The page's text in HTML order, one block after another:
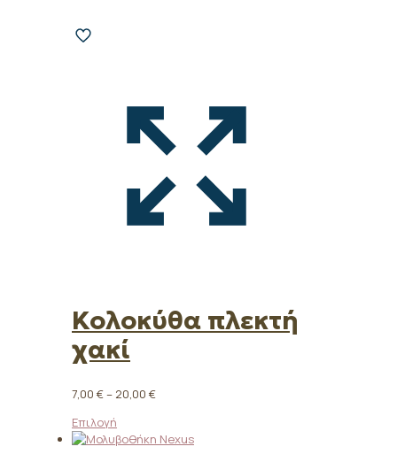
Κολοκύθα πλεκτή
χακί
7,00 €– 20,00 €Price
through
Επιλογή
το